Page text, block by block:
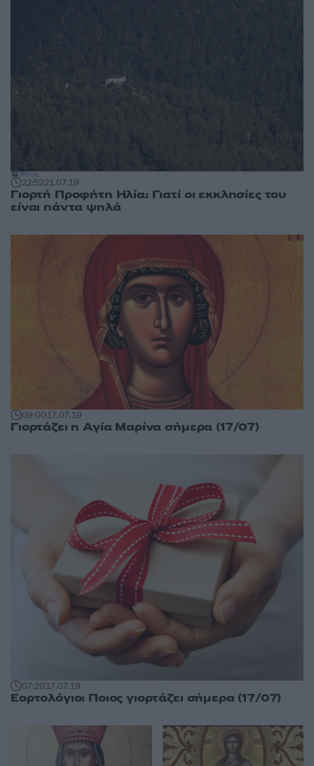
22:5221.07.19
Γιορτή Προφήτη Ηλία: Γιατί οι εκκλησίες του
είναι πάντα ψηλά
09:0017.07.19
Γιορτάζει η Αγία Μαρίνα σήμερα (17/07)
07:2017.07.19
Εορτολόγιο: Ποιος γιορτάζει σήμερα (17/07)